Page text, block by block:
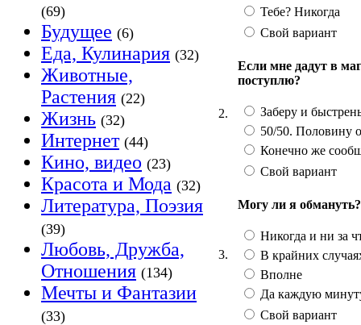
(69)
Будущее (6)
Еда, Кулинария (32)
Животные,
Растения (22)
Жизнь (32)
Интернет (44)
Кино, видео (23)
Красота и Мода (32)
Литература, Поэзия
(39)
Любовь, Дружба,
Отношения (134)
Мечты и Фантазии
(33)
Тебе? Никогда
Свой вариант
2.
Если мне дадут в
поступлю?
Заберу и
50/50. Половину
Конечно же
Свой вариант
3.
Могу ли я обмануть?
Никогда и ни за
В крайних
Вполне
Да каждую
Свой вариант